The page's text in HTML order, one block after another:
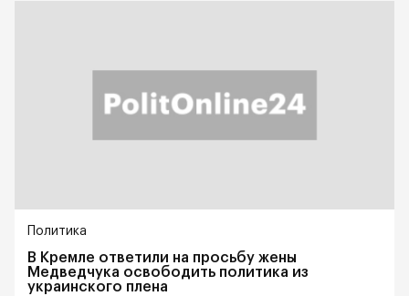
Политика
В Кремле ответили на просьбу жены
Медведчука освободить политика из
украинского плена